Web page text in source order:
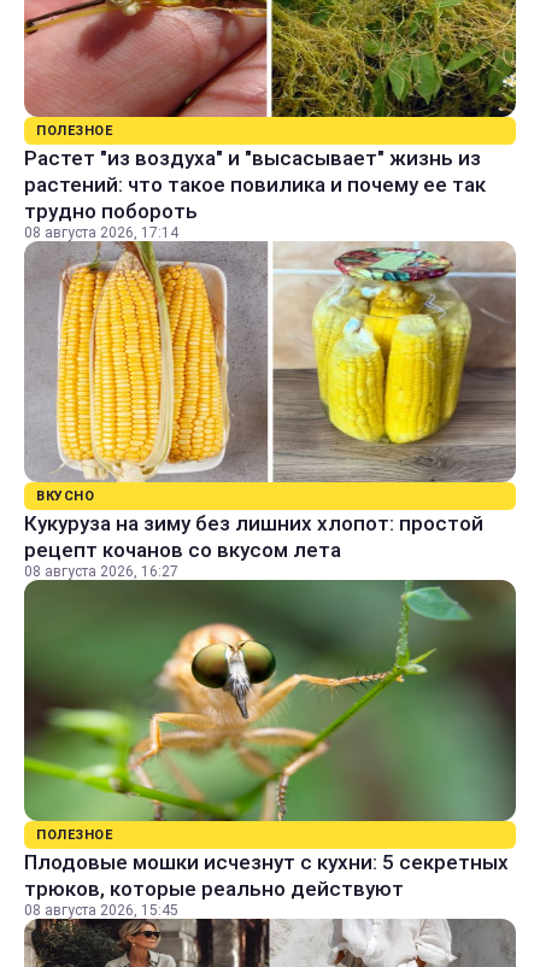
ПОЛЕЗНОЕ
Растет "из воздуха" и "высасывает" жизнь из
растений: что такое повилика и почему ее так
трудно побороть
08 августа 2026, 17:14
ВКУСНО
Кукуруза на зиму без лишних хлопот: простой
рецепт кочанов со вкусом лета
08 августа 2026, 16:27
ПОЛЕЗНОЕ
Плодовые мошки исчезнут с кухни: 5 секретных
трюков, которые реально действуют
08 августа 2026, 15:45